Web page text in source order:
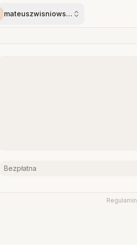
mateuszwisniowski70
Bezpłatna
Regulamin